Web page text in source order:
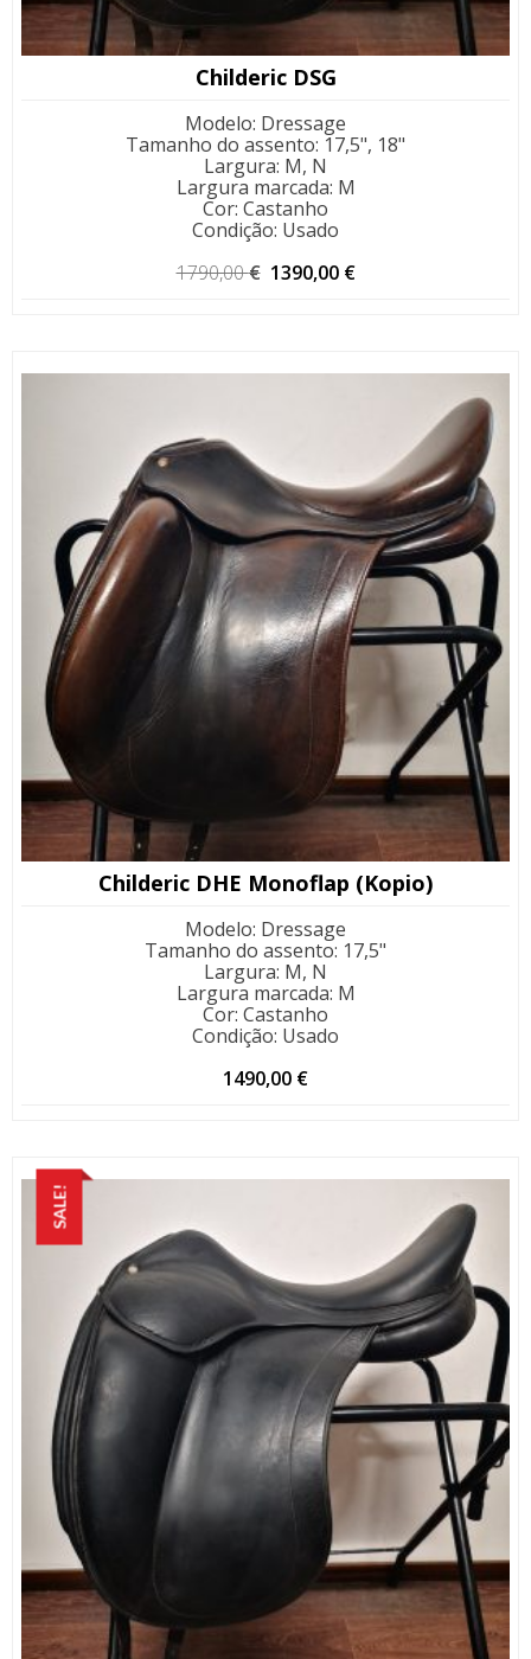
Childeric DSG
Modelo: Dressage
Tamanho do assento: 17,5", 18"
Largura: M, N
Largura marcada: M
Cor: Castanho
Condição: Usado
1790,00€ O
1390,00 €
Childeric DHE Monoflap (Kopio)
Modelo: Dressage
Tamanho do assento: 17,5"
Largura: M, N
Largura marcada: M
Cor: Castanho
Condição: Usado
1490,00 €
SALE!